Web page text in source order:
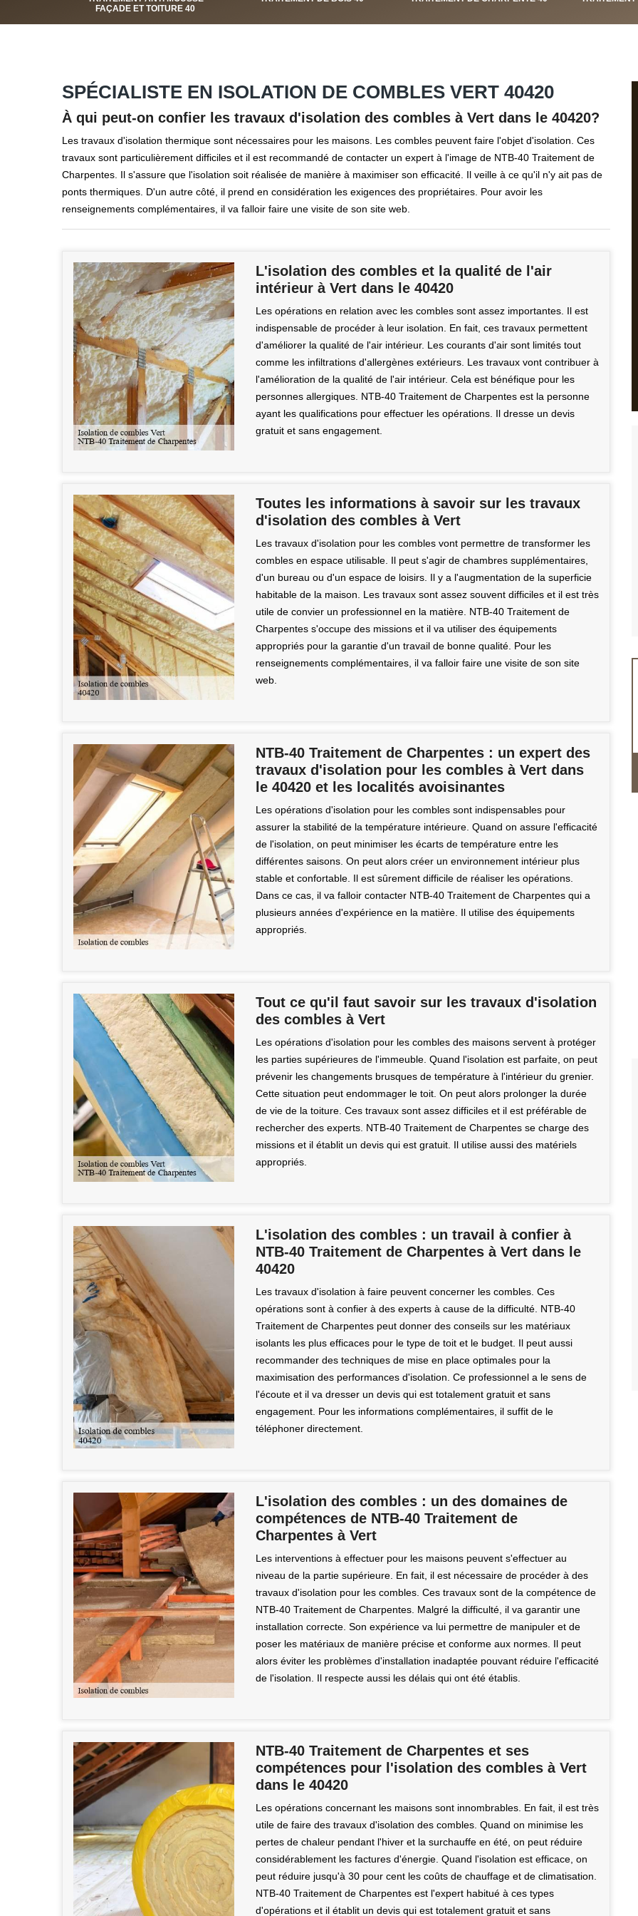
FAÇADE ET TOITURE 40
SPÉCIALISTE EN ISOLATION DE COMBLES VERT 40420
À qui peut-on confier les travaux d'isolation des combles à Vert dans le 40420?
Les travaux d'isolation thermique sont nécessaires pour les maisons. Les combles peuvent faire l'objet d'isolation. Ces
travaux sont particulièrement difficiles et il est recommandé de contacter un expert à l'image de NTB-40 Traitement de
Charpentes. Il s'assure que l'isolation soit réalisée de manière à maximiser son efficacité. Il veille à ce qu'il n'y ait pas de
ponts thermiques. D'un autre côté, il prend en considération les exigences des propriétaires. Pour avoir les
renseignements complémentaires, il va falloir faire une visite de son site web.
L'isolation des combles et la qualité de l'air
intérieur à Vert dans le 40420
Les opérations en relation avec les combles sont assez importantes. Il est
indispensable de procéder à leur isolation. En fait, ces travaux permettent
d'améliorer la qualité de l'air intérieur. Les courants d'air sont limités tout
comme les infiltrations d'allergènes extérieurs. Les travaux vont contribuer à
l'amélioration de la qualité de l'air intérieur. Cela est bénéfique pour les
personnes allergiques. NTB-40 Traitement de Charpentes est la personne
ayant les qualifications pour effectuer les opérations. Il dresse un devis
gratuit et sans engagement.
Toutes les informations à savoir sur les travaux
d'isolation des combles à Vert
Les travaux d'isolation pour les combles vont permettre de transformer les
combles en espace utilisable. Il peut s'agir de chambres supplémentaires,
d'un bureau ou d'un espace de loisirs. Il y a l'augmentation de la superficie
habitable de la maison. Les travaux sont assez souvent difficiles et il est très
utile de convier un professionnel en la matière. NTB-40 Traitement de
Charpentes s'occupe des missions et il va utiliser des équipements
appropriés pour la garantie d'un travail de bonne qualité. Pour les
renseignements complémentaires, il va falloir faire une visite de son site
web.
NTB-40 Traitement de Charpentes : un expert des
travaux d'isolation pour les combles à Vert dans
le 40420 et les localités avoisinantes
Les opérations d'isolation pour les combles sont indispensables pour
assurer la stabilité de la température intérieure. Quand on assure l'efficacité
de l'isolation, on peut minimiser les écarts de température entre les
différentes saisons. On peut alors créer un environnement intérieur plus
stable et confortable. Il est sûrement difficile de réaliser les opérations.
Dans ce cas, il va falloir contacter NTB-40 Traitement de Charpentes qui a
plusieurs années d'expérience en la matière. Il utilise des équipements
appropriés.
Tout ce qu'il faut savoir sur les travaux d'isolation
des combles à Vert
Les opérations d'isolation pour les combles des maisons servent à protéger
les parties supérieures de l'immeuble. Quand l'isolation est parfaite, on peut
prévenir les changements brusques de température à l'intérieur du grenier.
Cette situation peut endommager le toit. On peut alors prolonger la durée
de vie de la toiture. Ces travaux sont assez difficiles et il est préférable de
rechercher des experts. NTB-40 Traitement de Charpentes se charge des
missions et il établit un devis qui est gratuit. Il utilise aussi des matériels
appropriés.
L'isolation des combles : un travail à confier à
NTB-40 Traitement de Charpentes à Vert dans le
40420
Les travaux d'isolation à faire peuvent concerner les combles. Ces
opérations sont à confier à des experts à cause de la difficulté. NTB-40
Traitement de Charpentes peut donner des conseils sur les matériaux
isolants les plus efficaces pour le type de toit et le budget. Il peut aussi
recommander des techniques de mise en place optimales pour la
maximisation des performances d'isolation. Ce professionnel a le sens de
l'écoute et il va dresser un devis qui est totalement gratuit et sans
engagement. Pour les informations complémentaires, il suffit de le
téléphoner directement.
L'isolation des combles : un des domaines de
compétences de NTB-40 Traitement de
Charpentes à Vert
Les interventions à effectuer pour les maisons peuvent s'effectuer au
niveau de la partie supérieure. En fait, il est nécessaire de procéder à des
travaux d'isolation pour les combles. Ces travaux sont de la compétence de
NTB-40 Traitement de Charpentes. Malgré la difficulté, il va garantir une
installation correcte. Son expérience va lui permettre de manipuler et de
poser les matériaux de manière précise et conforme aux normes. Il peut
alors éviter les problèmes d'installation inadaptée pouvant réduire l'efficacité
de l'isolation. Il respecte aussi les délais qui ont été établis.
NTB-40 Traitement de Charpentes et ses
compétences pour l'isolation des combles à Vert
dans le 40420
Les opérations concernant les maisons sont innombrables. En fait, il est très
utile de faire des travaux d'isolation des combles. Quand on minimise les
pertes de chaleur pendant l'hiver et la surchauffe en été, on peut réduire
considérablement les factures d'énergie. Quand l'isolation est efficace, on
peut réduire jusqu'à 30 pour cent les coûts de chauffage et de climatisation.
NTB-40 Traitement de Charpentes est l'expert habitué à ces types
d'opérations et il établit un devis qui est totalement gratuit et sans